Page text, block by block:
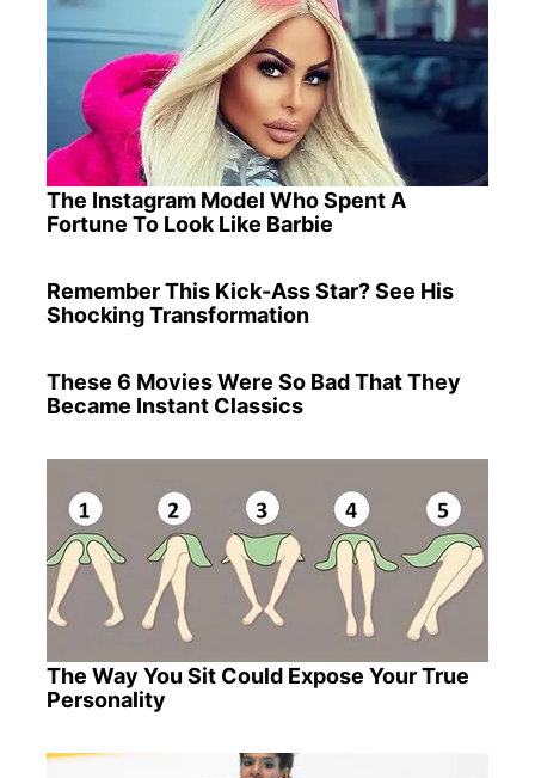
The Instagram Model Who Spent A
Fortune To Look Like Barbie
Remember This Kick-Ass Star? See His
Shocking Transformation
These 6 Movies Were So Bad That They
Became Instant Classics
The Way You Sit Could Expose Your True
Personality